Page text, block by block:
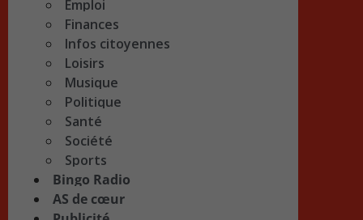
Emploi
Finances
Infos citoyennes
Loisirs
Musique
Politique
Santé
Société
Sports
Bingo Radio
AS de cœur